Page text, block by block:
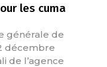
les cuma
générale de
décembre
de l’agence